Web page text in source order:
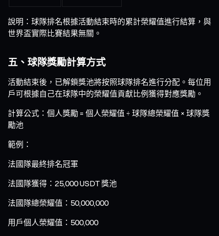
說明：球隊排名根據活動結束時的累計榮耀值進行結算，與
世界盃實際比賽結果無關。
五、球隊獎勵計算方式
活動結束後，已解鎖獎池將按照球隊排名進行分配。每位用
戶可根據自己在球隊中的榮耀值貢獻比例獲得對應獎勵。
計算公式：個人獎勵 = 個人榮耀值 ÷ 球隊總榮耀值 × 球隊獎
勵池
範例：
法國隊最終排名冠軍
法國隊獲得：25,000 USDT 獎池
法國隊總榮耀值：50,000,000
用戶個人榮耀值：500,000